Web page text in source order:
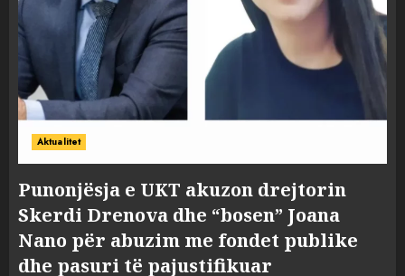
Aktualitet
Punonjësja e UKT akuzon drejtorin
Skerdi Drenova dhe “bosen” Joana
Nano për abuzim me fondet publike
dhe pasuri të pajustifikuar